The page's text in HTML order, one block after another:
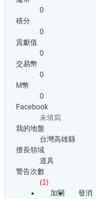
0
積分
0
貢獻值
0
交易幣
0
M幣
0
Facebook
未填寫
我的地盤
台灣高雄縣
擅長領域
道具
警告次數
(1)
加關
發消